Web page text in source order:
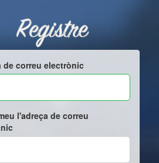
Registre
de correu electrònic
l'adreça de correu